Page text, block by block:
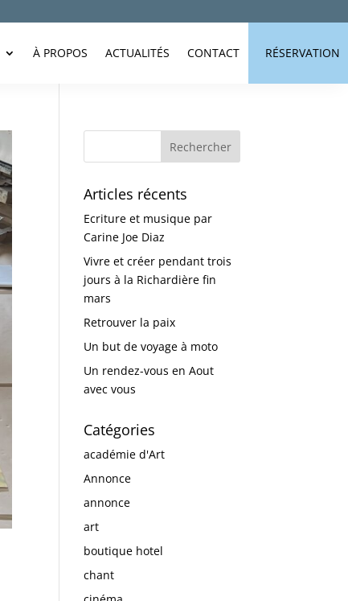
À PROPOS ACTUALITÉS CONTACT RÉSERVATION
Articles récents
Ecriture et musique par
Carine Joe Diaz
Vivre et créer pendant trois
jours à la Richardière fin
mars
Retrouver la paix
Un but de voyage à moto
Un rendez-vous en Aout
avec vous
Catégories
académie d'Art
Annonce
annonce
art
boutique hotel
chant